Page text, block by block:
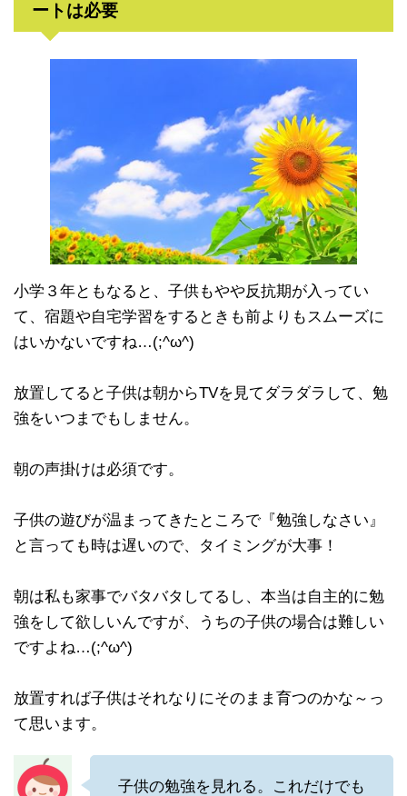
ートは必要
小学３年ともなると、子供もやや反抗期が入ってい
て、宿題や自宅学習をするときも前よりもスムーズに
はいかないですね…(;^ω^)
放置してると子供は朝からTVを見てダラダラして、勉
強をいつまでもしません。
朝の声掛けは必須です。
子供の遊びが温まってきたところで『勉強しなさい』
と言っても時は遅いので、タイミングが大事！
朝は私も家事でバタバタしてるし、本当は自主的に勉
強をして欲しいんですが、うちの子供の場合は難しい
ですよね…(;^ω^)
放置すれば子供はそれなりにそのまま育つのかな～っ
て思います。
子供の勉強を見れる。これだけでも